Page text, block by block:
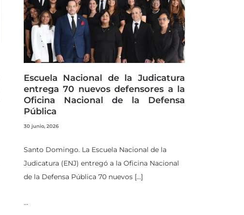
Escuela Nacional de la Judicatura
entrega 70 nuevos defensores a la
Oficina Nacional de la Defensa
Pública
30 junio, 2026
Santo Domingo. La Escuela Nacional de la
Judicatura (ENJ) entregó a la Oficina Nacional
de la Defensa Pública 70 nuevos […]
…